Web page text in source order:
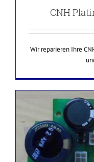
CNH
Wir reparieren Ihre